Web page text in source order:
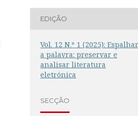
EDIÇÃO
Vol. 12 N.º 1 (2025):
a palavra: preservar e
analisar literatura
eletrónica
SECÇÃO